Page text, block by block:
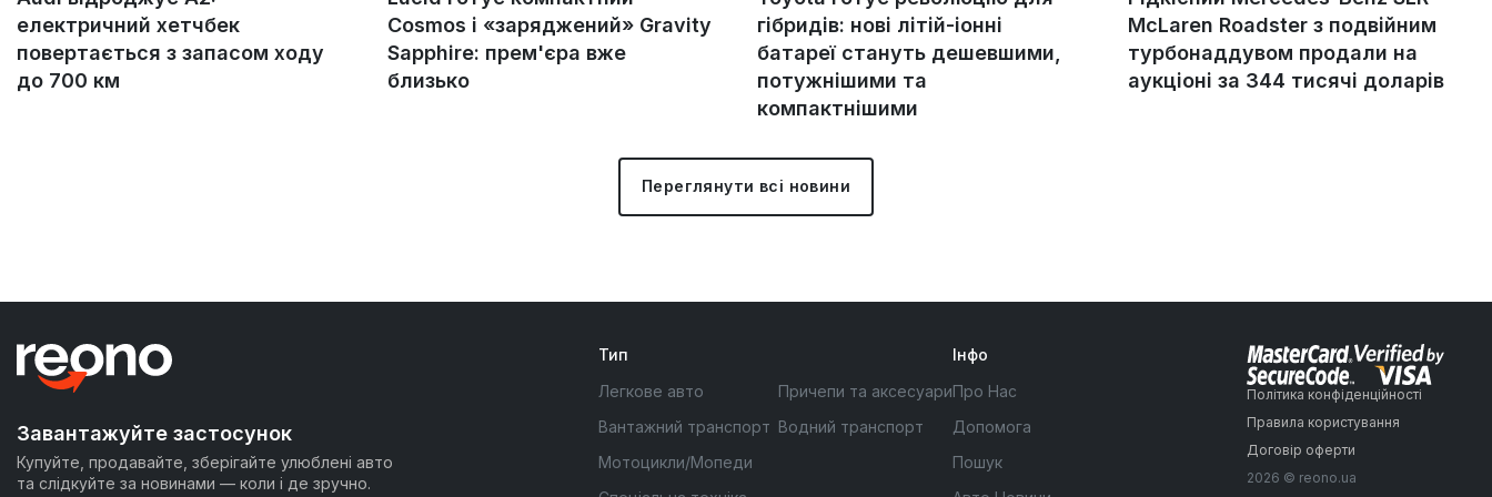
електричний хетчбек
повертається з запасом ходу
до 700 км
Cosmos і «заряджений» Gravity
Sapphire: прем'єра вже
близько
гібридів: нові літій-іонні
батареї стануть дешевшими,
потужнішими та
компактнішими
McLaren Roadster з подвійним
турбонаддувом продали на
аукціоні за 344 тисячі доларів
Переглянути всі новини
Завантажуйте застосунок
Купуйте, продавайте, зберігайте улюблені авто
та слідкуйте за новинами — коли і де зручно.
Тип
Легкове авто
Вантажний транспорт
Мотоцикли/Мопеди
Причепи та аксесуари
Водний транспорт
Інфо
Про Нас
Допомога
Пошук
Політика конфіденційності
Правила користування
Договір оферти
2026 © reono.ua